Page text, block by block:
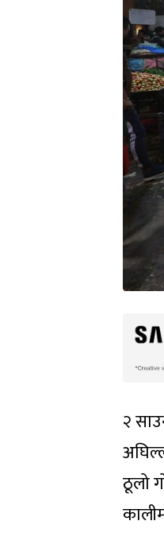
२
ठूलो